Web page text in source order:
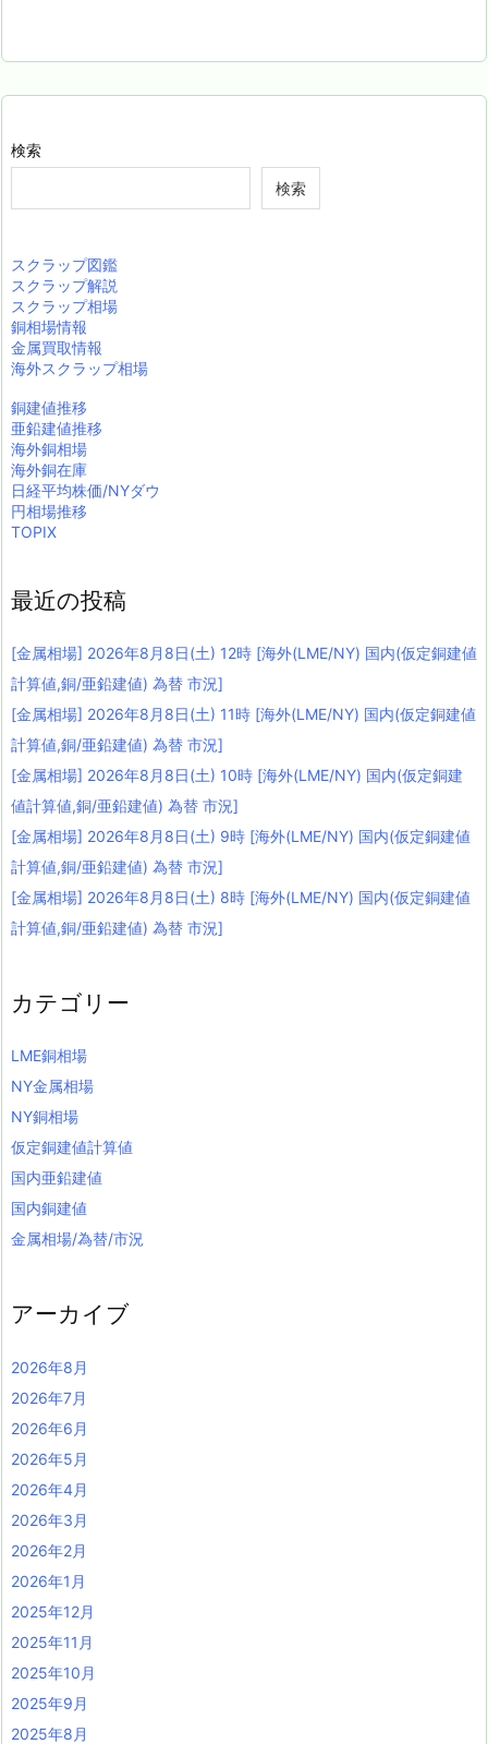
検索
検索
スクラップ図鑑
スクラップ解説
スクラップ相場
銅相場情報
金属買取情報
海外スクラップ相場
銅建値推移
亜鉛建値推移
海外銅相場
海外銅在庫
日経平均株価/NYダウ
円相場推移
TOPIX
最近の投稿
[金属相場] 2026年8月8日(土) 12時 [海外(LME/NY) 国内(仮定銅建値
計算値,銅/亜鉛建値) 為替 市況]
[金属相場] 2026年8月8日(土) 11時 [海外(LME/NY) 国内(仮定銅建値
計算値,銅/亜鉛建値) 為替 市況]
[金属相場] 2026年8月8日(土) 10時 [海外(LME/NY) 国内(仮定銅建
値計算値,銅/亜鉛建値) 為替 市況]
[金属相場] 2026年8月8日(土) 9時 [海外(LME/NY) 国内(仮定銅建値
計算値,銅/亜鉛建値) 為替 市況]
[金属相場] 2026年8月8日(土) 8時 [海外(LME/NY) 国内(仮定銅建値
計算値,銅/亜鉛建値) 為替 市況]
カテゴリー
LME銅相場
NY金属相場
NY銅相場
仮定銅建値計算値
国内亜鉛建値
国内銅建値
金属相場/為替/市況
アーカイブ
2026年8月
2026年7月
2026年6月
2026年5月
2026年4月
2026年3月
2026年2月
2026年1月
2025年12月
2025年11月
2025年10月
2025年9月
2025年8月